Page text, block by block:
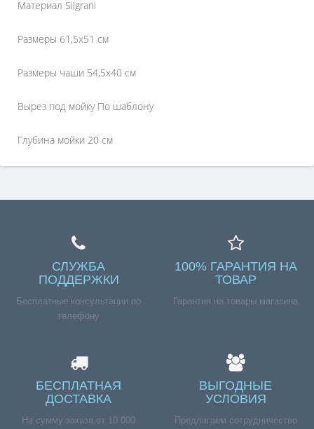
Материал Silgrani
Размеры 61,5x51 см
Размеры чаши 54,5x40 см
Вырез под мойку По шаблону
Глубина мойки 20 см
СЛУЖБА
ПОДДЕРЖКИ
Бесплатные консультации по
телефону
100% ГАРАНТИЯ НА
ТОВАР
Гарантия на товары магазина
БЕСПЛАТНАЯ
ДОСТАВКА
На сумму заказа от 10 000
ВЫГОДНЫЕ
УСЛОВИЯ
Предлагаем сотрудничество